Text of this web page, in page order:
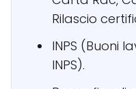
Rilascio
INPS (Buoni
INPS).